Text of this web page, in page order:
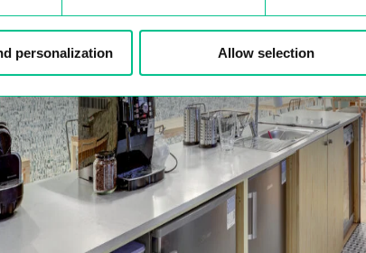
personalization Allow selection